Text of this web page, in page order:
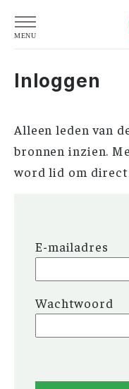
Inloggen
Alleen leden van
bronnen inzien.
word lid om
E-mailadres
Wachtwoord